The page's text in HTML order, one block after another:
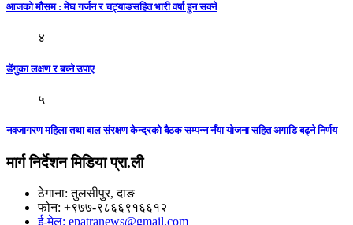
आजको मौसम : मेघ गर्जन र चट्याङसहित भारी वर्षा हुन सक्ने
४
डेंगुका लक्षण र बच्ने उपाए
५
नवजागरण महिला तथा बाल संरक्षण केन्द्रको बैठक सम्पन्न नँया योजना सहित अगाडि बढ्ने निर्णय
मार्ग निर्देशन मिडिया प्रा.ली
ठेगाना: तुलसीपुर, दाङ
फोन: +९७७-९८६६९१६६१२
ई-मेल: epatranews@gmail.com